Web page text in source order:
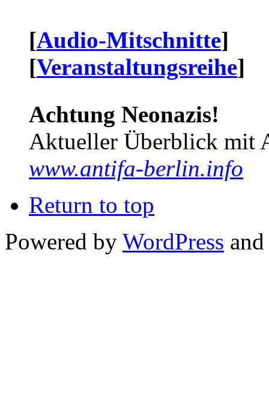
[Audio-Mitschnitte]
[Veranstaltungsreihe]
Achtung Neonazis!
Aktueller Überblick mit
www.antifa-berlin.info
Return to top
Powered by WordPress